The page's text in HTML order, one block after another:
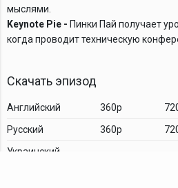
мыслями.
Keynote Pie - Пинки Пай получает
когда проводит техническую
Скачать эпизод
Английский 360p
Русский
360p
Украинский